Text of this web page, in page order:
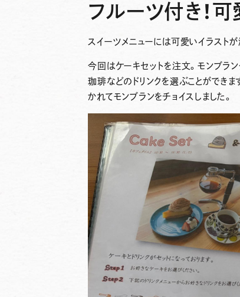
フルーツ付き！
スイーツメニューには可愛いイラスト
今回はケーキセットを注文。モンブラン
珈琲などのドリンクを選ぶことができ
かれてモンブランをチョイスしました。